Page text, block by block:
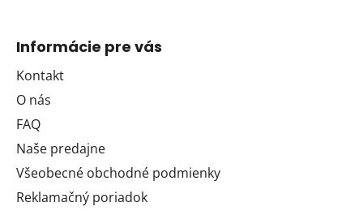
Informácie pre vás
Kontakt
O nás
FAQ
Naše predajne
Všeobecné obchodné podmienky
Reklamačný poriadok